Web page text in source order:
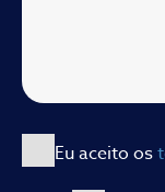
Eu aceito os